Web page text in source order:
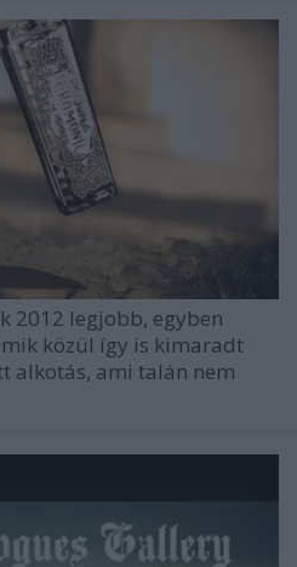
2012 legjobb, egyben
közül így is kimaradt
alkotás, ami talán nem